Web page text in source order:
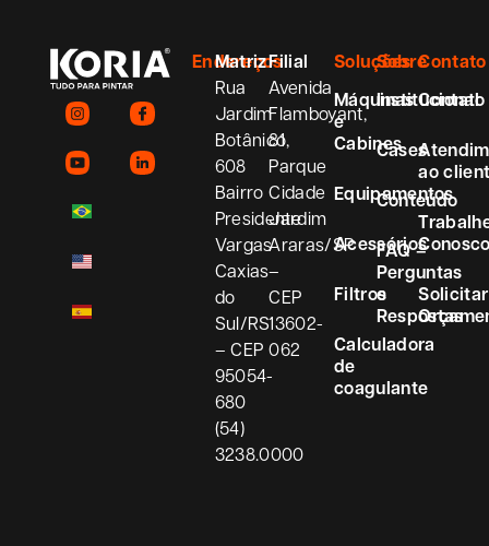
Endereços
Matriz
Rua
Jardim
Botânico,
608
Bairro
Presidente
Vargas
Caxias
do
Sul/RS
– CEP
95054-
680
(54)
3238.0000
Filial
Avenida
Flamboyant,
81
Parque
Cidade
Jardim
Araras/SP
–
CEP
13602-
062
Soluções
Máquinas
e
Cabines
Equipamentos
Acessórios
Filtros
Calculadora
de
coagulante
Sobre
Institucional
Cases
Conteúdo
FAQ –
Perguntas
e
Respostas
Contato
Contato
ao
Solicitar